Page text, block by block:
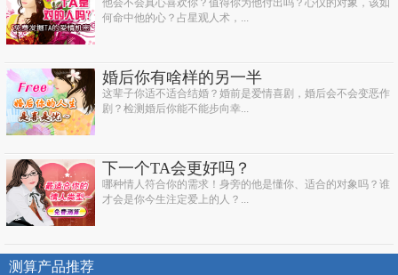
他会不会真心喜欢你？值得你为他付出吗？心仪的对象，该如
何命中他的心？占星观人术，...
婚后你有啥样的另一半
这辈子你适不适合结婚？婚前是爱情喜剧，婚后会不会变恶作
剧？检测婚后你能不能步向幸...
下一个TA会更好吗？
哪种情人符合你的需求！身旁的他是懂你、适合的对象吗？谁
才会是你今生注定爱上的人？...
测算产品推荐